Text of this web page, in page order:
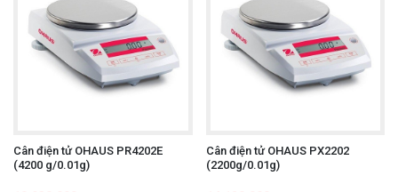
Cân điện tử OHAUS PR4202E
(4200 g/0.01g)
Cân điện tử OHAUS PX2202
(2200g/0.01g)